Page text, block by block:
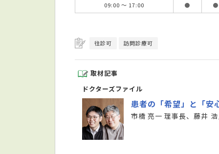
09:00 ～ 17:00
● ●
往診可 訪問診療可
取材記事
ドクターズファイル
患者の「希望」と「安
市橋 亮一 理事長、藤井